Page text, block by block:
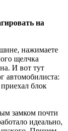
на
нажимаете
щелчка
И вот тут
автомобилиста:
блок
замком почти
идеально,